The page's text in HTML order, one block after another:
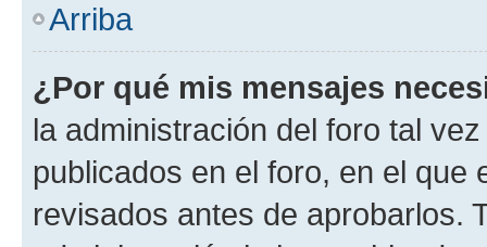
Arriba
¿Por qué mis mensajes
la administración del foro tal
publicados en el foro, en el
revisados antes de aprobarlos.